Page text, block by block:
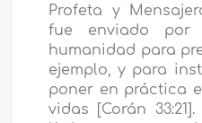
Profeta y
fue enviado
humanidad para
ejemplo, y para
poner en práctica
vidas [Corán